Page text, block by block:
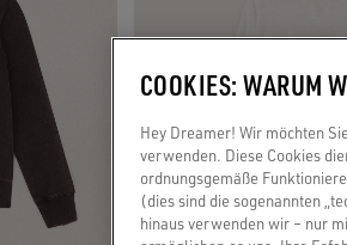
COOKIES: WARUM
Hey Dreamer! Wir möchten
verwenden. Diese Cookies
ordnungsgemäße
(dies sind die sogenannten
hinaus verwenden wir – nur